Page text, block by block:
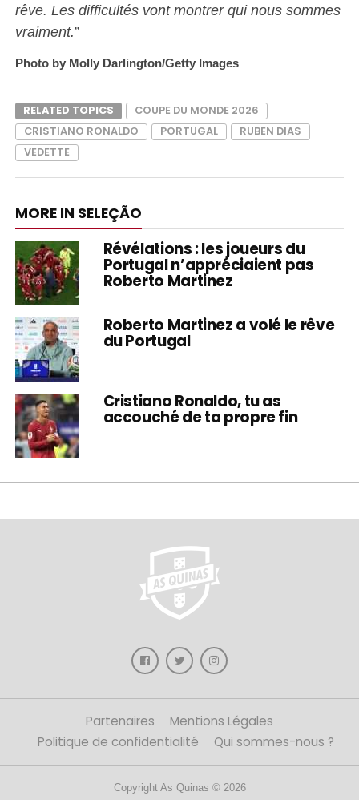
rêve. Les difficultés vont montrer qui nous sommes
vraiment.”
Photo by Molly Darlington/Getty Images
RELATED TOPICS
COUPE DU MONDE 2026
CRISTIANO RONALDO
PORTUGAL
RUBEN DIAS
VEDETTE
MORE IN SELEÇÃO
Révélations : les joueurs du
Portugal n’appréciaient pas
Roberto Martinez
Roberto Martinez a volé le rêve
du Portugal
Cristiano Ronaldo, tu as
accouché de ta propre fin
Partenaires
Mentions Légales
Politique de confidentialité
Qui sommes-nous ?
Copyright As Quinas © 2026